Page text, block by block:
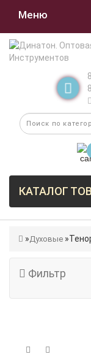
Меню
КАТАЛОГ
Духовые
Фильтр